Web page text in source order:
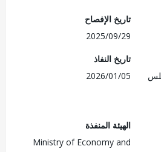
تاريخ الإفصاح
2025/09/29
تاريخ النفاذ
2026/01/05
الهيئة المنفذة
Ministry of Economy and